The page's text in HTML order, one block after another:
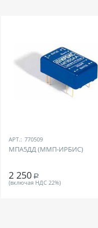
АРТ.: 770509
МПА5ДД (ММП-ИРБИС)
2 250 Р
(включая НДС 22%)